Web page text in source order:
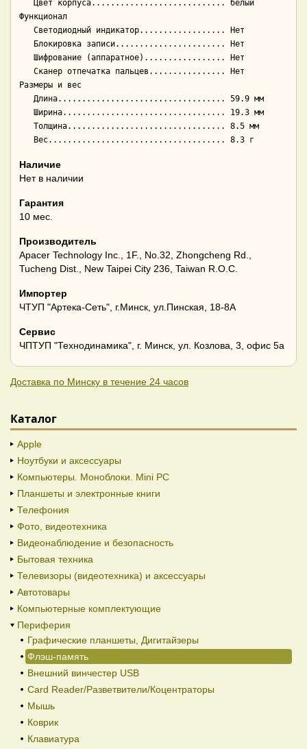
Функционал
Размеры и вес
Наличие
Нет в наличии
Гарантия
10 мес.
Производитель
Apacer Technology Inc., 1F., No.32, Zhongcheng Rd.,
Tucheng Dist., New Taipei City 236, Taiwan R.O.C.
Импортер
ЧТУП "Артека-Сеть", г.Минск, ул.Пинская, 18-8А
Сервис
ЧПТУП "Технодинамика", г. Минск, ул. Козлова, 3, офис 5а
Доставка по Минску в течение 24 часов
Каталог
Apple
Ноутбуки и аксессуары
Компьютеры. Моноблоки. Mini PC
Планшеты и электронные книги
Телефония
Фото, видеотехника
Видеонаблюдение и безопасность
Бытовая техника
Телевизоры (видеотехника) и аксессуары
Автотовары
Компьютерные комплектующие
Периферия
Графические планшеты, Дигитайзеры
Флэш-память
Внешний винчестер USB
Card Reader/Разветвители/Коцентраторы
Мышь
Коврик
Клавиатура